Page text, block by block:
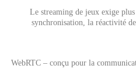
Le streaming de jeux exige
synchronisation, la réactivité
WebRTC – conçu pour la